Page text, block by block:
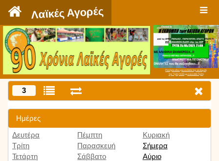
Λαϊκές Αγορές
Πατήστε εδώ για να δείτε την εκπομπή
την Τρίτη 9:00 μμ και κάθε Τρίτη
3
Ημέρες
Δευτέρα
Τρίτη
Τετάρτη
Πέμπτη
Παρασκευή
Σάββατο
Κυριακή
Σήμερα
Αύριο